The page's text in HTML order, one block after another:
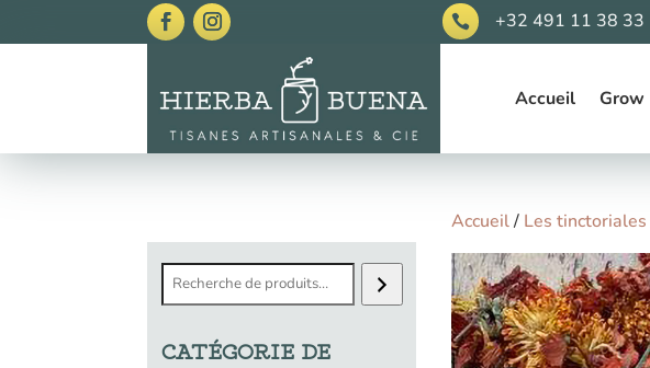
 +32 491 11 38 33
Accueil Grow
Recherche
CATÉGORIE DE
Accueil/ Les tinctoriales